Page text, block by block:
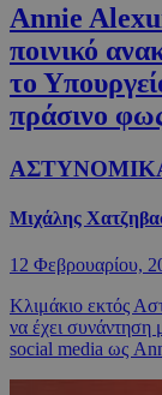
Annie
ποινικό
το
πράσινο
Μιχάλης
12 Φεβρουαρίου,
Κλιμάκιο εκτός
να έχει
social media ως